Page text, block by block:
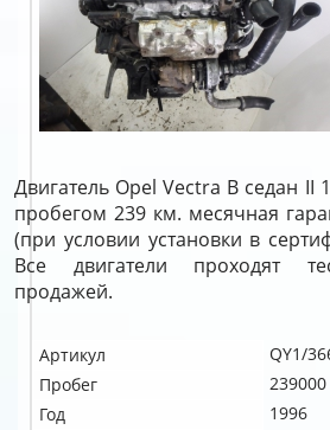
Двигатель Opel Vectra B седан II
пробегом 239 км. месячная
(при условии установки в
Все двигатели проходят
продажей.
Артикул
QY1/
Пробег
239000
Год
1996